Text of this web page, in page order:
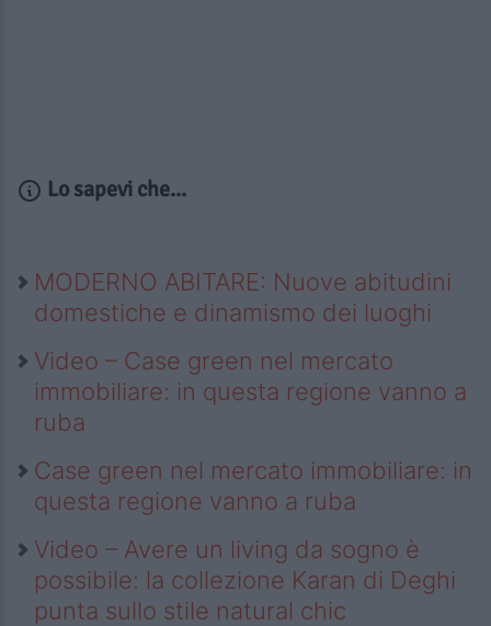
Lo sapevi che...
MODERNO ABITARE: Nuove abitudini
domestiche e dinamismo dei luoghi
Video – Case green nel mercato
immobiliare: in questa regione vanno a
ruba
Case green nel mercato immobiliare: in
questa regione vanno a ruba
Video – Avere un living da sogno è
possibile: la collezione Karan di Deghi
punta sullo stile natural chic